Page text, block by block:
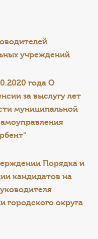
учреждений
года О
за выслугу лет
муниципальной
Порядка и
кандидатов на
городского округа